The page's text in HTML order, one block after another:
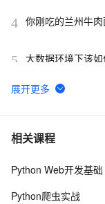
4 你刚吃的兰州牛
5 大数据环境下该
6 odps是什么?
7 数据仓库介绍与实
8 DataV接入
相关课程
Python Web开发基础
Python爬虫实战